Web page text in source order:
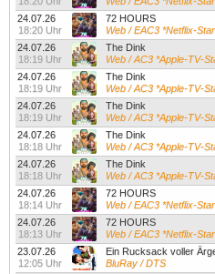
24.07.26
18:20 Uhr
72 HOURS
Web / EAC3 *Netflix-
24.07.26
18:19 Uhr
The Dink
Web / AC3 *Apple-TV-
24.07.26
18:19 Uhr
The Dink
Web / AC3 *Apple-TV-
24.07.26
18:19 Uhr
The Dink
Web / AC3 *Apple-TV-
24.07.26
18:18 Uhr
The Dink
Web / AC3 *Apple-TV-
24.07.26
18:18 Uhr
The Dink
Web / AC3 *Apple-TV-
24.07.26
18:14 Uhr
72 HOURS
Web / EAC3 *Netflix-
24.07.26
18:13 Uhr
72 HOURS
Web / EAC3 *Netflix-
23.07.26
12:05 Uhr
Ein Rucksack voller
BluRay / DTS